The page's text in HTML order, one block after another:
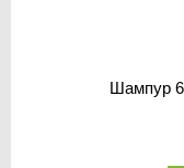
Шампур